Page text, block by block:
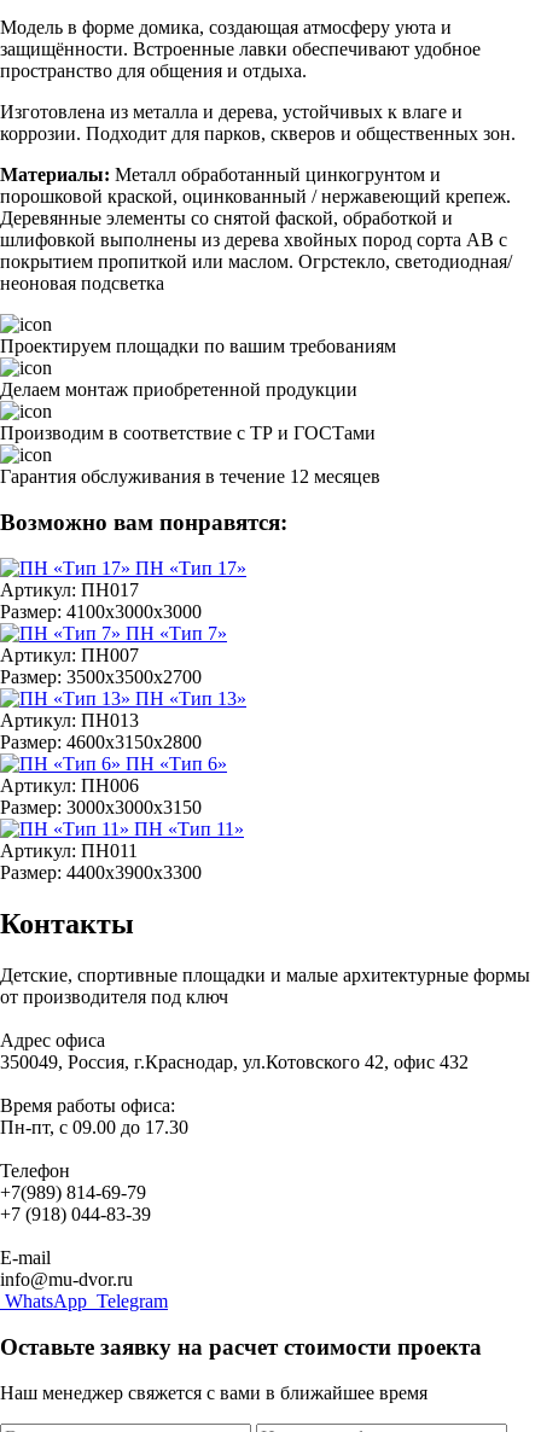
Модель в форме домика, создающая атмосферу уюта и
защищённости. Встроенные лавки обеспечивают удобное
пространство для общения и отдыха.
Изготовлена из металла и дерева, устойчивых к влаге и
коррозии. Подходит для парков, скверов и общественных зон.
Материалы: Металл обработанный цинкогрунтом и
порошковой краской, оцинкованный / нержавеющий крепеж.
Деревянные элементы со снятой фаской, обработкой и
шлифовкой выполнены из дерева хвойных пород сорта АВ с
покрытием пропиткой или маслом. Огрстекло, светодиодная/
неоновая подсветка
Проектируем площадки по вашим требованиям
Делаем монтаж приобретенной продукции
Производим в соответствие с ТР и ГОСТами
Гарантия обслуживания в течение 12 месяцев
Возможно вам понравятся:
ПН «Тип 17»
Артикул: ПН017
Размер: 4100x3000x3000
ПН «Тип 7»
Артикул: ПН007
Размер: 3500х3500х2700
ПН «Тип 13»
Артикул: ПН013
Размер: 4600х3150х2800
ПН «Тип 6»
Артикул: ПН006
Размер: 3000х3000х3150
ПН «Тип 11»
Артикул: ПН011
Размер: 4400х3900х3300
Контакты
Детские, спортивные площадки и малые архитектурные формы
от производителя под ключ
Адрес офиса
350049, Россия, г.Краснодар, ул.Котовского 42, офис 432
Время работы офиса:
Пн-пт, с 09.00 до 17.30
Телефон
+7(989) 814-69-79
+7 (918) 044-83-39
E-mail
info@mu-dvor.ru
WhatsApp Telegram
Оставьте заявку на расчет стоимости проекта
Наш менеджер свяжется с вами в ближайшее время